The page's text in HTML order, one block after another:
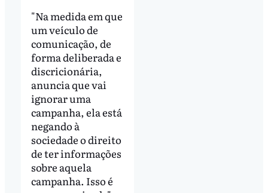
"Na medida em que
um veículo de
comunicação, de
forma deliberada e
discricionária,
anuncia que vai
ignorar uma
campanha, ela está
negando à
sociedade o direito
de ter informações
sobre aquela
campanha. Isso é